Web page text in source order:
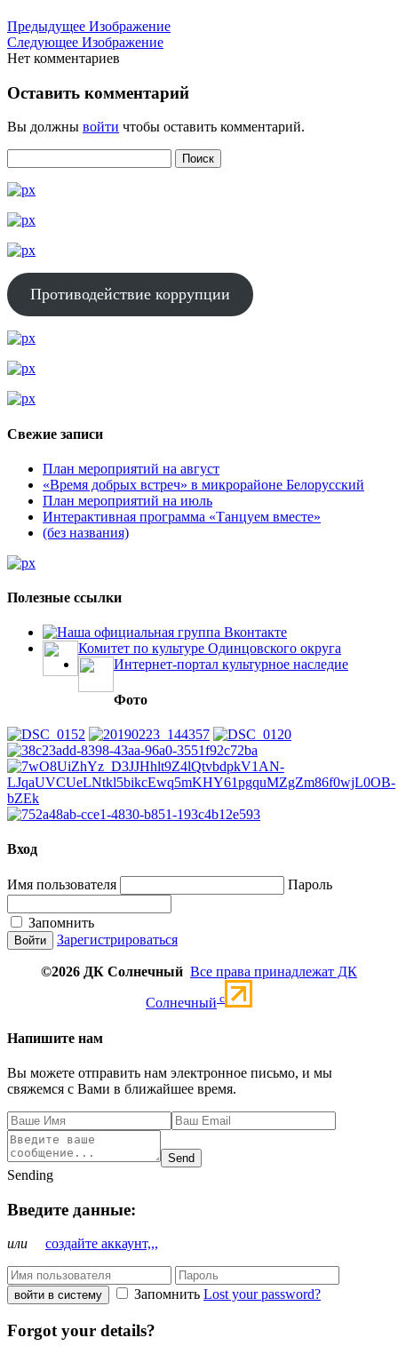
Предыдущее Изображение
Следующее Изображение
Нет комментариев
Оставить комментарий
Вы должны войти чтобы оставить комментарий.
Противодействие коррупции
Свежие записи
План мероприятий на август
«Время добрых встреч» в микрорайоне Белорусский
План мероприятий на июль
Интерактивная программа «Танцуем вместе»
(без названия)
Полезные ссылки
Наша официальная группа Вконтакте
Комитет по культуре Одинцовского округа
Интернет-портал культурное наследие
Фото
Вход
Имя пользователя Пароль
Запомнить
Зарегистрироваться
©2026 ДК Солнечный Все права принадлежат ДК
Солнечный c
Напишите нам
Вы можете отправить нам электронное письмо, и мы
свяжемся с Вами в ближайшее время.
Send
Sending
Введите данные:
или создайте аккаунт,,,
войти в систему Запомнить Lost your password?
Forgot your details?